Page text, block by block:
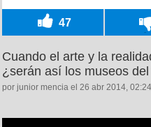
47
Cuando el arte y la
¿serán así los museos
por junior mencia el 26 abr 2014, 02:24